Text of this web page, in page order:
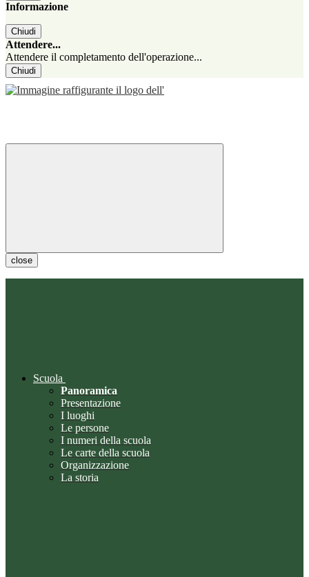
Informazione
Chiudi
Attendere...
Attendere il completamento dell'operazione...
Chiudi
close
Scuola
Panoramica
Presentazione
I luoghi
Le persone
I numeri della scuola
Le carte della scuola
Organizzazione
La storia